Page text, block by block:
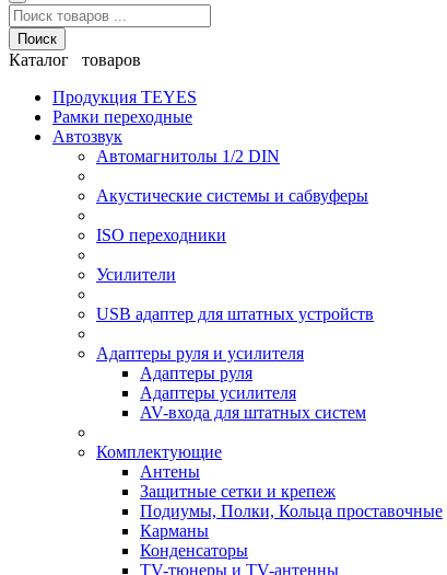
Поиск
Каталог товаров
Продукция TEYES
Рамки переходные
Автозвук
Автомагнитолы 1/2 DIN
Акустические системы и сабвуферы
ISO переходники
Усилители
USB адаптер для штатных устройств
Адаптеры руля и усилителя
Адаптеры руля
Адаптеры усилителя
AV-входа для штатных систем
Комплектующие
Антены
Защитные сетки и крепеж
Подиумы, Полки, Кольца проставочные
Карманы
Конденсаторы
TV-тюнеры и TV-антенны